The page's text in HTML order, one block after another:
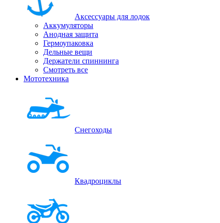
Аксессуары для лодок
Аккумуляторы
Анодная защита
Гермоупаковка
Дельные вещи
Держатели спиннинга
Смотреть все
Мототехника
Снегоходы
Квадроциклы